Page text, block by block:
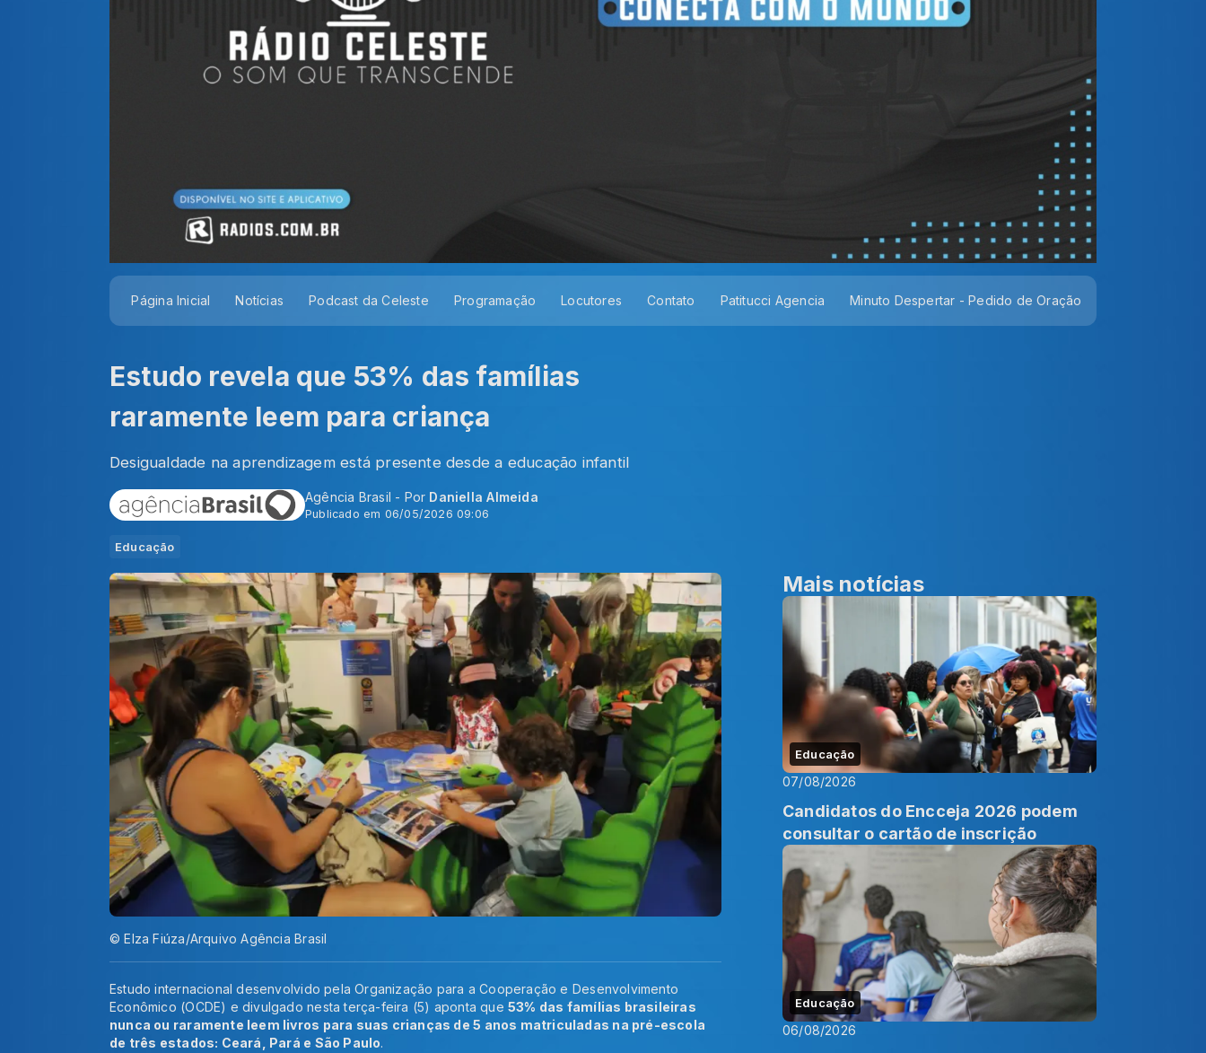
Página Inicial Notícias Podcast da Celeste Programação Locutores Contato Patitucci Agencia Minuto Despertar - Pedido de Oração
Estudo revela que 53% das famílias
raramente leem para criança
Desigualdade na aprendizagem está presente desde a educação infantil
Agência Brasil - Por Daniella Almeida
Publicado em 06/05/2026 09:06
Educação
© Elza Fiúza/Arquivo Agência Brasil
Estudo internacional desenvolvido pela Organização para a Cooperação e Desenvolvimento
Econômico (OCDE) e divulgado nesta terça-feira (5) aponta que53% das famílias brasileiras
nunca ou raramente leem livros para suas crianças de 5 anos matriculadas na pré-escola
de três estados: Ceará, Pará e São Paulo.
Mais notícias
Educação
07/08/2026
Candidatos do Encceja 2026 podem
consultar o cartão de inscrição
Educação
06/08/2026